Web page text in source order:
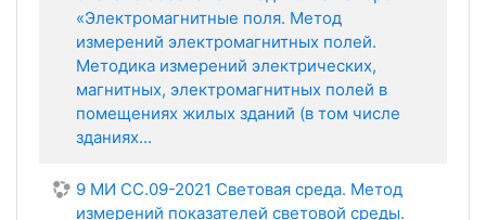
«Электромагнитные поля. Метод
измерений электромагнитных полей.
Методика измерений электрических,
магнитных, электромагнитных полей в
помещениях жилых зданий (в том числе
зданиях...
9 МИ СС.09-2021 Световая среда. Метод
измерений показателей световой среды.